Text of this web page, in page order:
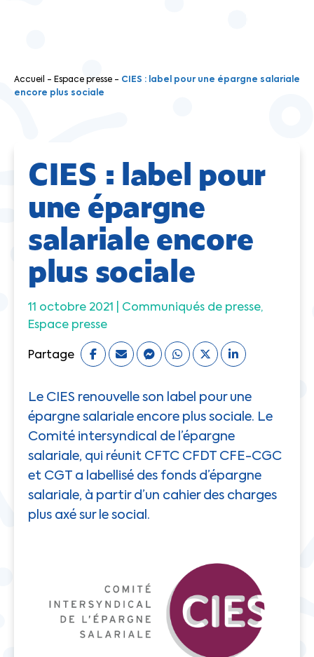
Accueil - Espace presse - CIES : label pour une épargne salariale
encore plus sociale
CIES : label pour
une épargne
salariale encore
plus sociale
11 octobre 2021 | Communiqués de presse
Espace presse
Partage
Le CIES renouvelle son label pour une
épargne salariale encore plus sociale. Le
Comité intersyndical de l’épargne
salariale, qui réunit CFTC CFDT CFE-CGC
et CGT a labellisé des fonds d’épargne
salariale, à partir d’un cahier des charges
plus axé sur le social.